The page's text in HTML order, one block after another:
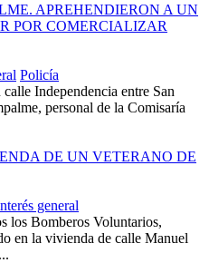
APREHENDIERON A UN
POR COMERCIALIZAR
Policía
Independencia entre San
personal de la Comisaría
DE UN VETERANO DE
general
los Bomberos Voluntarios,
en la vivienda de calle Manuel